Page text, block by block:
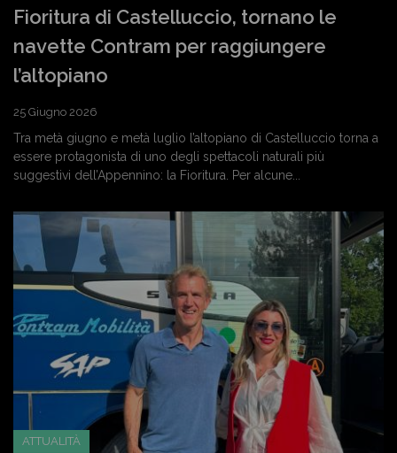
Fioritura di Castelluccio, tornano le
navette Contram per raggiungere
l’altopiano
25 Giugno 2026
Tra metà giugno e metà luglio l’altopiano di Castelluccio torna a
essere protagonista di uno degli spettacoli naturali più
suggestivi dell’Appennino: la Fioritura. Per alcune...
ATTUALITÀ